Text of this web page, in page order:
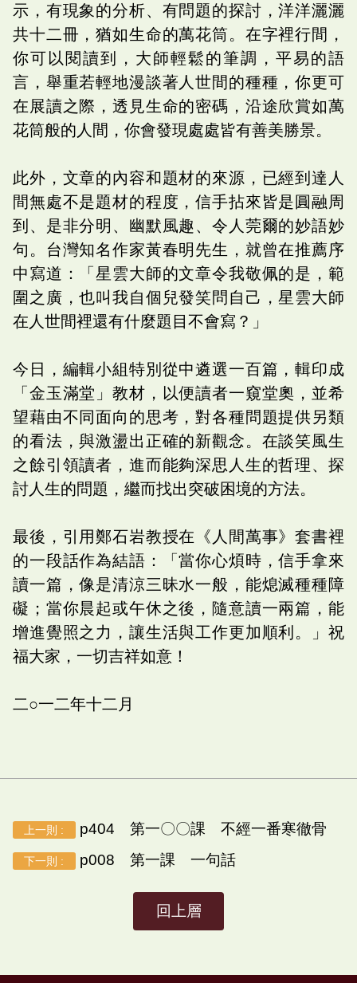
示，有現象的分析、有問題的探討，洋洋灑灑
共十二冊，猶如生命的萬花筒。在字裡行間，
你可以閱讀到，大師輕鬆的筆調，平易的語
言，舉重若輕地漫談著人世間的種種，你更可
在展讀之際，透見生命的密碼，沿途欣賞如萬
花筒般的人間，你會發現處處皆有善美勝景。
此外，文章的內容和題材的來源，已經到達人
間無處不是題材的程度，信手拈來皆是圓融周
到、是非分明、幽默風趣、令人莞爾的妙語妙
句。台灣知名作家黃春明先生，就曾在推薦序
中寫道：「星雲大師的文章令我敬佩的是，範
圍之廣，也叫我自個兒發笑問自己，星雲大師
在人世間裡還有什麼題目不會寫？」
今日，編輯小組特別從中遴選一百篇，輯印成
「金玉滿堂」教材，以便讀者一窺堂奧，並希
望藉由不同面向的思考，對各種問題提供另類
的看法，與激盪出正確的新觀念。在談笑風生
之餘引領讀者，進而能夠深思人生的哲理、探
討人生的問題，繼而找出突破困境的方法。
最後，引用鄭石岩教授在《人間萬事》套書裡
的一段話作為結語：「當你心煩時，信手拿來
讀一篇，像是清涼三昧水一般，能熄滅種種障
礙；當你晨起或午休之後，隨意讀一兩篇，能
增進覺照之力，讓生活與工作更加順利。」祝
福大家，一切吉祥如意！
二○一二年十二月
上一則 : p404 第一〇〇課 不經一番寒徹骨
下一則 : p008 第一課 一句話
回上層